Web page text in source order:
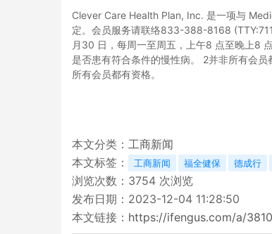
Clever Care Health Plan, Inc. 是一项与
定。会员服务请联络833-388-8168
月30 日，每周一至周五，上午8 点至晚上8
是否患有符合条件的慢性病。 2并非所有会
所有会员都有资格。
本文分类： 工商新闻
本文标签：
工商新闻 福全健保 德成行
浏览次数： 3754 次浏览
发布日期：2023-12-04 11:28:50
本文链接： https://ifengus.com/a/